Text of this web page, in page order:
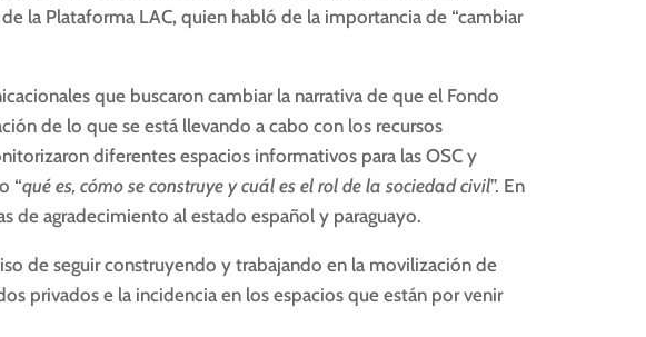
la Plataforma LAC,quien habló de la importancia de “cambiar
que buscaron cambiar la narrativa de que el Fondo
de lo que se está llevando a cabo con los recursos
diferentes espacios informativos para las OSC y
“qué es, cómo se construye y cuál es el rol de la sociedad civil”. En
de agradecimiento al estado español y paraguayo.
de seguir construyendo y trabajando en la movilización de
privados e la incidencia en los espacios que están por venir